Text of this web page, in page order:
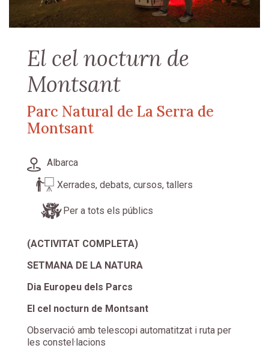
El cel nocturn de
Montsant
Parc Natural de La Serra de
Montsant
Albarca
Xerrades, debats, cursos, tallers
Per a tots els públics
(ACTIVITAT COMPLETA)
SETMANA DE LA NATURA
Dia Europeu dels Parcs
El cel nocturn de Montsant
Observació amb telescopi automatitzat i ruta per
les constel·lacions